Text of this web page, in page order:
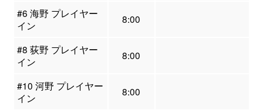
#6 海野 プレイヤー
イン
8:00
#8 荻野 プレイヤー
イン
8:00
#10 河野 プレイヤー
イン
8:00